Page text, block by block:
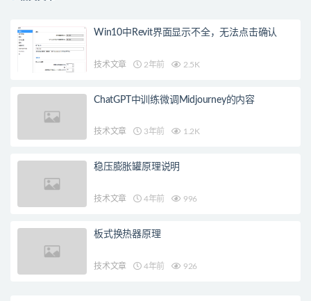
Win10中Revit界面显示不全，无法点击确认
技术文章 2年前 2.5K
ChatGPT中训练微调Midjourney的内容
技术文章 3年前 1.2K
稳压膨胀罐原理说明
技术文章 4年前 996
板式换热器原理
技术文章 4年前 926